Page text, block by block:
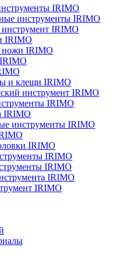
IRIMO
инструменты IRIMO
IRIMO
IRIMO
IRIMO
и клещи IRIMO
инструмент IRIMO
IRIMO
IRIMO
инструменты IRIMO
IRIMO
IRIMO
IRIMO
IRIMO
IRIMO